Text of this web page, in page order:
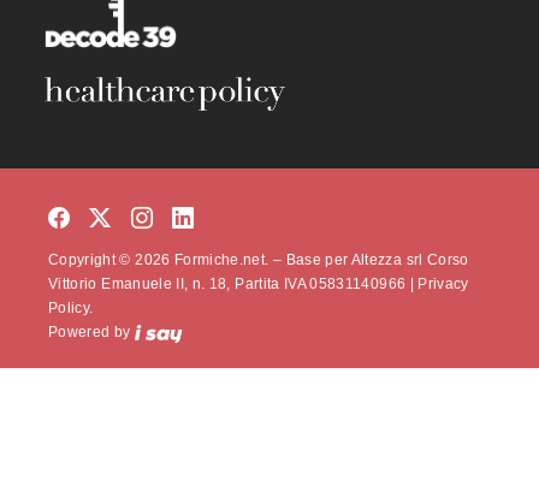
Copyright © 2026 Formiche.net. – Base per Altezza srl Corso
Vittorio Emanuele II, n. 18, Partita IVA 05831140966 |
Privacy
Policy.
Powered by